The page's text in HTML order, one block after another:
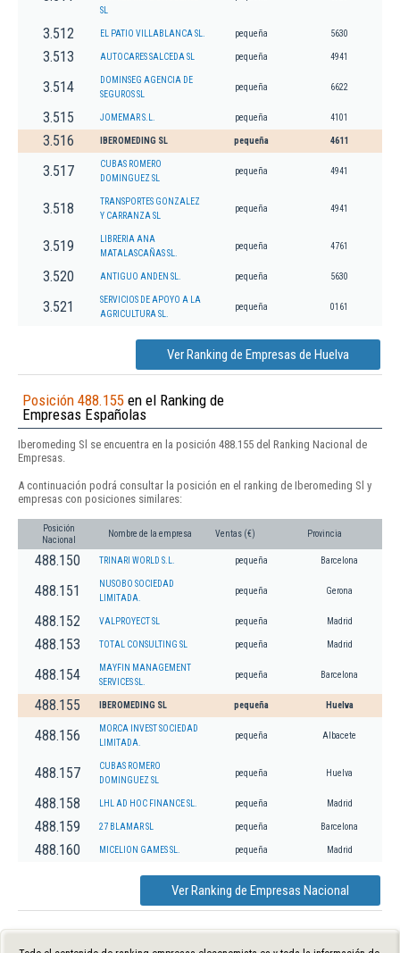
SL
3.512 EL PATIO VILLABLANCA SL. pequeña 5630
3.513 AUTOCARES SALCEDA SL pequeña 4941
3.514
DOMINSEG AGENCIA DE
SEGUROS SL
pequeña 6622
3.515 JOMEMAR S.L. pequeña 4101
3.516 IBEROMEDING SL pequeña 4611
3.517
CUBAS ROMERO
DOMINGUEZ SL
pequeña 4941
3.518
TRANSPORTES GONZALEZ
Y CARRANZA SL
pequeña 4941
3.519
LIBRERIA ANA
MATALASCAÑAS SL.
pequeña 4761
3.520 ANTIGUO ANDEN SL. pequeña 5630
3.521
SERVICIOS DE APOYO A LA
AGRICULTURA SL.
pequeña 0161
Ver Ranking de Empresas de Huelva
Posición 488.155 en el Ranking de
Empresas Españolas
Iberomeding Sl se encuentra en la posición 488.155 del Ranking Nacional de
Empresas.
A continuación podrá consultar la posición en el ranking de Iberomeding Sl y
empresas con posiciones similares:
Posición
Nacional
Nombre de la empresa Ventas (€) Provincia
488.150 TRINARI WORLD S.L. pequeña Barcelona
488.151
NUSOBO SOCIEDAD
LIMITADA.
pequeña Gerona
488.152 VALPROYECT SL pequeña Madrid
488.153 TOTAL CONSULTING SL pequeña Madrid
488.154
MAYFIN MANAGEMENT
SERVICES SL.
pequeña Barcelona
488.155 IBEROMEDING SL pequeña Huelva
488.156
MORCA INVEST SOCIEDAD
LIMITADA.
pequeña Albacete
488.157
CUBAS ROMERO
DOMINGUEZ SL
pequeña Huelva
488.158 LHL AD HOC FINANCE SL. pequeña Madrid
488.159 27 BLAMAR SL pequeña Barcelona
488.160 MICELION GAMES SL. pequeña Madrid
Ver Ranking de Empresas Nacional